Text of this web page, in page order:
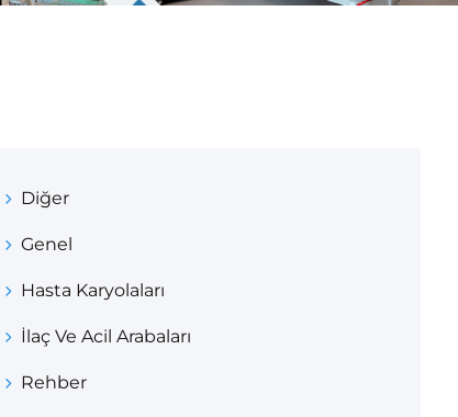
Diğer
Genel
Hasta Karyolaları
İlaç Ve Acil Arabaları
Rehber